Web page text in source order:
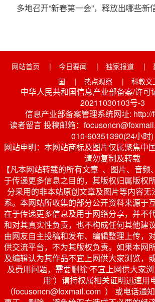
多地召开“新春第一会”，释放出哪些新
网站首页 | 今日要闻 | 独家报道 |
国
| 热点观察 | 科教文
中华人民共和国信息产业部备案/许可
20211030103号-3
信息产业部备案管理系统网址:
读者留言 投稿邮箱：
010-60351390(24小时)
网站申明：本网站商标及图片仅属聚焦中
请勿复制及转载
【凡本网站转载的所有文章 、图片、音频
于传递更多信息之目的，其版权归属版权
分采用的非本站原创文章及图片等内容无
系。本网站所收集的部分公开资料来源于
在于传递更多信息及用于网络分享，并不
和对其真实性负责，也不构成任何其他建
由网友自主投稿和发布、编辑整理上传，
供交流平台，不为其版权负责。如果本网
及编辑认为其作品不宜上网供大家浏览，
及费用问题，需要删除“不宜上网供大家
用”）请持权属相关证明迅速用
（focusoncn@foxmail.com ） 或电话通